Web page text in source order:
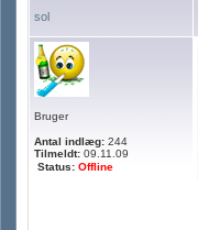
sol
Bruger
Antal indlæg: 244
Tilmeldt: 09.11.09
Status: Offline